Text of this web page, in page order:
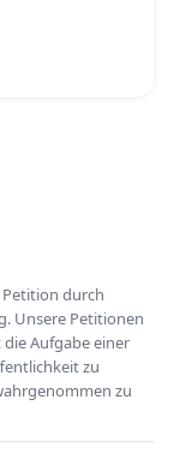
Petition durch
Unsere Petitionen
Aufgabe einer
zu
zu